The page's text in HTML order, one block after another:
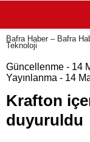
Bafra Haber – Bafra
Teknoloji
Güncellenme - 14
Yayınlanma - 14
Krafton
duyuruldu